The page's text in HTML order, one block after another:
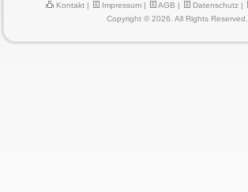
Kontakt Impressum AGB Datenschutz
Copyright © 2026. All Rights Reserved.